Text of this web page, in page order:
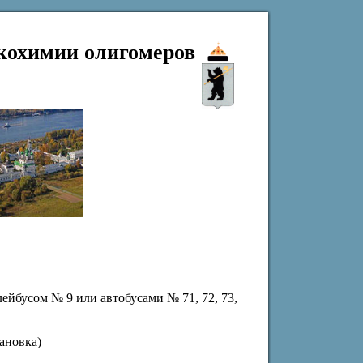
олигомеров
№ 9 или автобусами № 71, 72, 73,